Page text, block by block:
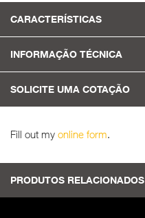
CARACTERÍSTICAS
INFORMAÇÃO TÉCNICA
SOLICITE UMA COTAÇÃO
Fill out my online form.
PRODUTOS RELACIONADOS